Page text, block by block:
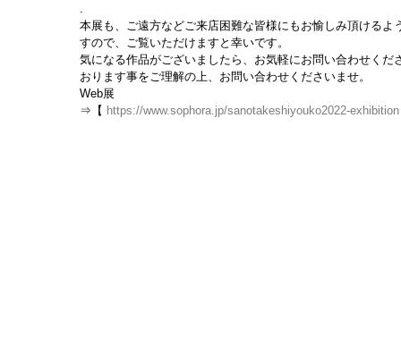
.
本展も、ご遠方などご来店困難な皆様にもお愉しみ頂ける
すので、ご覧いただけますと幸いです。
気になる作品がございましたら、お気軽にお問い合わせく
おります事をご理解の上、お問い合わせくださいませ。
Web展
⇒【 https://www.sophora.jp/sanotakeshiyouko2022-exhibition